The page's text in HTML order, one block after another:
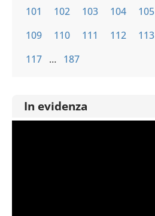
101
102 103 104 105
109
110 111 112 113
117 … 187
In evidenza